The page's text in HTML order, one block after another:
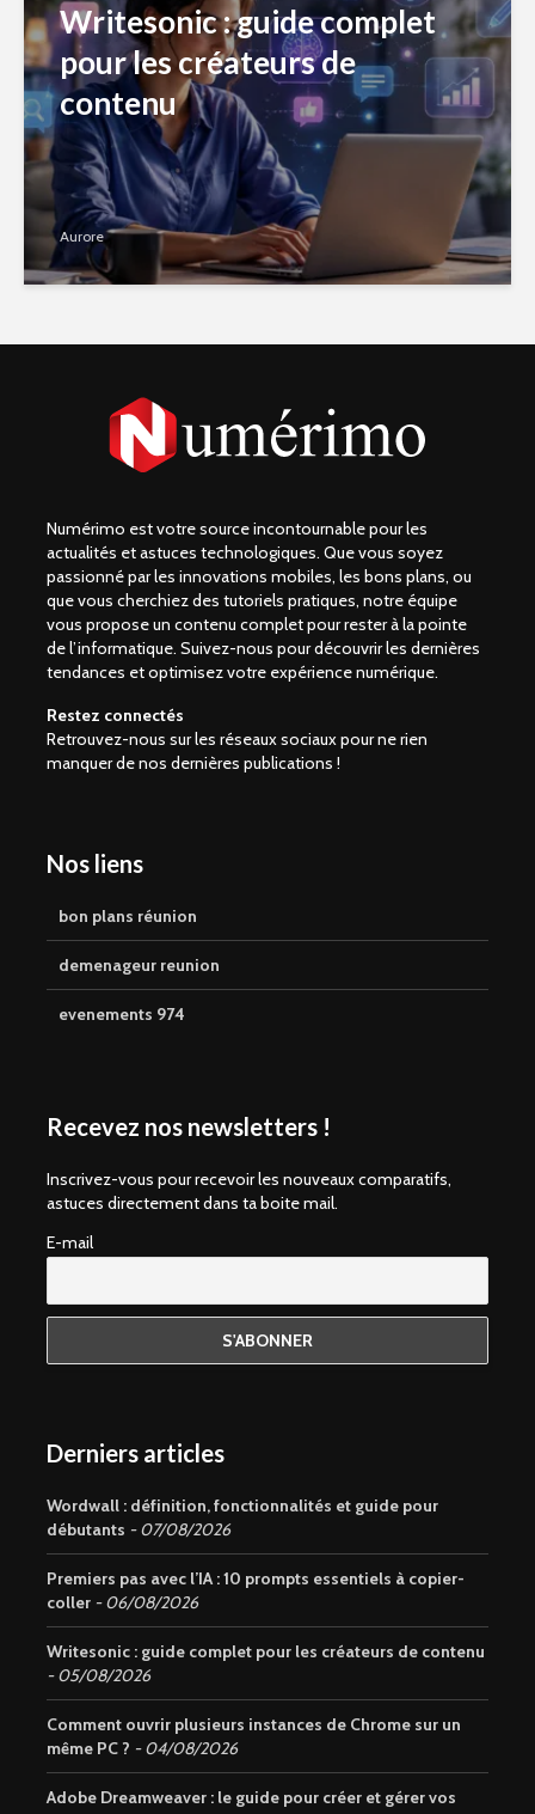
Writesonic : guide complet
pour les créateurs de
contenu
Aurore
Numérimo est votre source incontournable pour les
actualités et astuces technologiques. Que vous soyez
passionné par les innovations mobiles, les bons plans, ou
que vous cherchiez des tutoriels pratiques, notre équipe
vous propose un contenu complet pour rester à la pointe
de l’informatique. Suivez-nous pour découvrir les dernières
tendances et optimisez votre expérience numérique.
Restez connectés
Retrouvez-nous sur les réseaux sociaux pour ne rien
manquer de nos dernières publications !
Nos liens
bon plans réunion
demenageur reunion
evenements 974
Recevez nos newsletters !
Inscrivez-vous pour recevoir les nouveaux comparatifs,
astuces directement dans ta boite mail.
E-mail
Derniers articles
Wordwall : définition, fonctionnalités et guide pour
débutants
07/08/2026
Premiers pas avec l’IA : 10 prompts essentiels à copier-
coller
06/08/2026
Writesonic : guide complet pour les créateurs de contenu
05/08/2026
Comment ouvrir plusieurs instances de Chrome sur un
même PC ?
04/08/2026
Adobe Dreamweaver : le guide pour créer et gérer vos